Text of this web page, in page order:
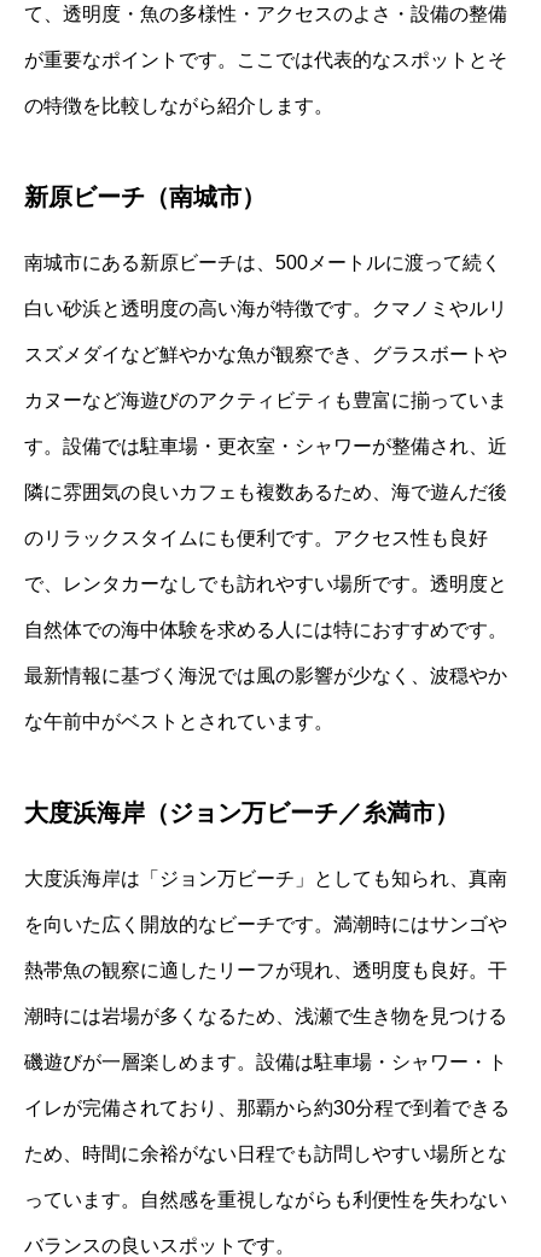
て、透明度・魚の多様性・アクセスのよさ・設備の整備
が重要なポイントです。ここでは代表的なスポットとそ
の特徴を比較しながら紹介します。
新原ビーチ（南城市）
南城市にある新原ビーチは、500メートルに渡って続く
白い砂浜と透明度の高い海が特徴です。クマノミやルリ
スズメダイなど鮮やかな魚が観察でき、グラスボートや
カヌーなど海遊びのアクティビティも豊富に揃っていま
す。設備では駐車場・更衣室・シャワーが整備され、近
隣に雰囲気の良いカフェも複数あるため、海で遊んだ後
のリラックスタイムにも便利です。アクセス性も良好
で、レンタカーなしでも訪れやすい場所です。透明度と
自然体での海中体験を求める人には特におすすめです。
最新情報に基づく海況では風の影響が少なく、波穏やか
な午前中がベストとされています。
大度浜海岸（ジョン万ビーチ／糸満市）
大度浜海岸は「ジョン万ビーチ」としても知られ、真南
を向いた広く開放的なビーチです。満潮時にはサンゴや
熱帯魚の観察に適したリーフが現れ、透明度も良好。干
潮時には岩場が多くなるため、浅瀬で生き物を見つける
磯遊びが一層楽しめます。設備は駐車場・シャワー・ト
イレが完備されており、那覇から約30分程で到着できる
ため、時間に余裕がない日程でも訪問しやすい場所とな
っています。自然感を重視しながらも利便性を失わない
バランスの良いスポットです。